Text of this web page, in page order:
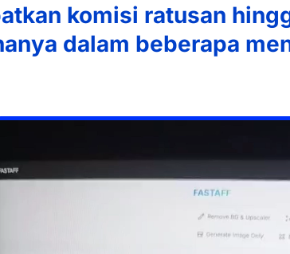
komisi ratusan
dalam beberapa